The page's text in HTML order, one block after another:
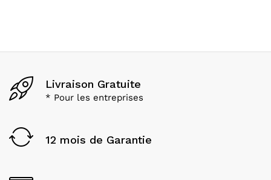
Livraison Gratuite
* Pour les entreprises
12 mois de Garantie